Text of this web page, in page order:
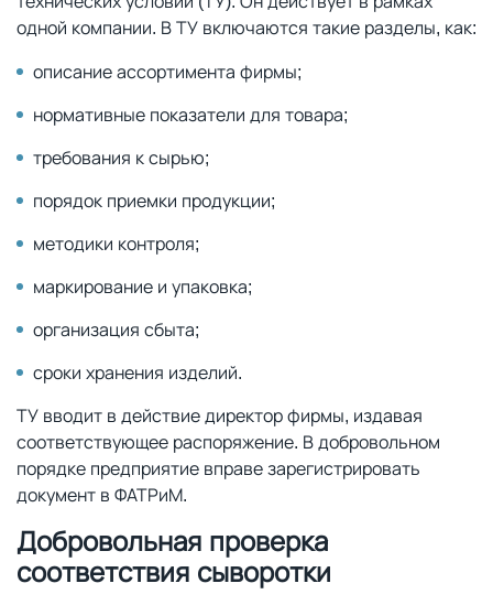
одной компании. В ТУ включаются такие разделы, как:
описание ассортимента фирмы;
нормативные показатели для товара;
требования к сырью;
порядок приемки продукции;
методики контроля;
маркирование и упаковка;
организация сбыта;
сроки хранения изделий.
ТУ вводит в действие директор фирмы, издавая
соответствующее распоряжение. В добровольном
порядке предприятие вправе зарегистрировать
документ в ФАТРиМ.
Добровольная проверка
соответствия сыворотки